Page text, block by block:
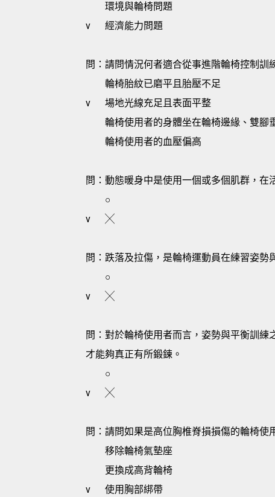
環境與輪椅問題
v
經濟能力問題
問：請問情況何者適合從事進階輪椅控制訓
輪椅胎紋已磨平且胎壓不足
v
場地光線充足且表面平整
輪椅使用者的身體坐在輪椅邊緣、雙腳
輪椅使用者的血壓偏高
問：動態暖身中是使用一個或多個肌群，在
○
v
╳
問：跌落及拉傷，是輪椅運動員在練習姿勢
○
v
╳
問：對於輪椅使用者而言，姿勢與平衡訓練
才能夠真正有所鍛鍊。
○
v
╳
問：請問如果是高位胸椎脊損損傷的輪椅使
移除輪椅氣墊座
更換成高背輪椅
v
使用胸部綁帶